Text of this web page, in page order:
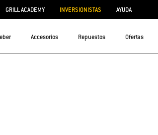
GRILL ACADEMY INVERSIONISTAS AYUDA
Accesorios Repuestos Ofertas